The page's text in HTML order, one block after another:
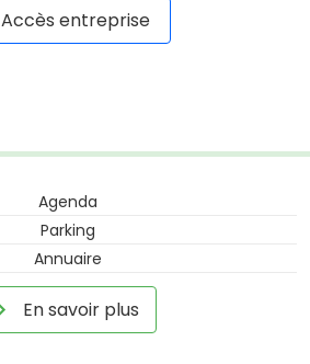
Accès entreprise
Agenda
Parking
Annuaire
En savoir plus